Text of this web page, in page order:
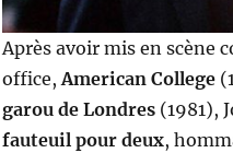
Après avoir mis en scène
office,American College
garou de Londres(1981),
fauteuil pour deux,